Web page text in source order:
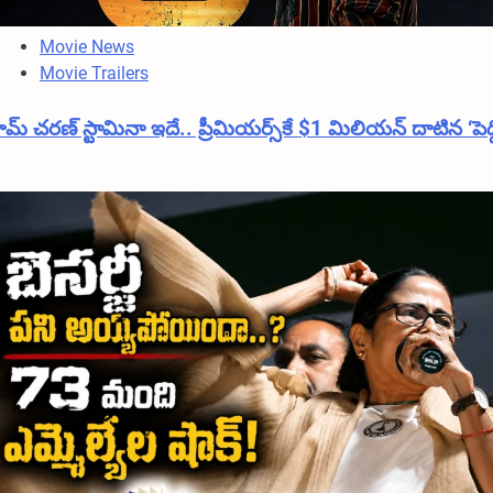
Movie News
Movie Trailers
చరణ్ స్టామినా ఇదే.. ప్రీమియర్స్‌కే $1 మిలియన్ దాటిన